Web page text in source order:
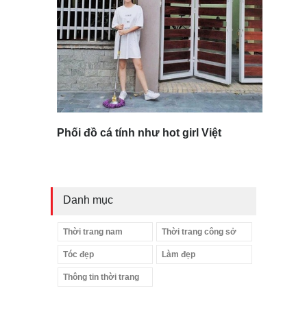
Phối đồ cá tính như hot girl Việt
Danh mục
Thời trang nam Thời trang công sở
Tóc đẹp Làm đẹp
Thông tin thời trang